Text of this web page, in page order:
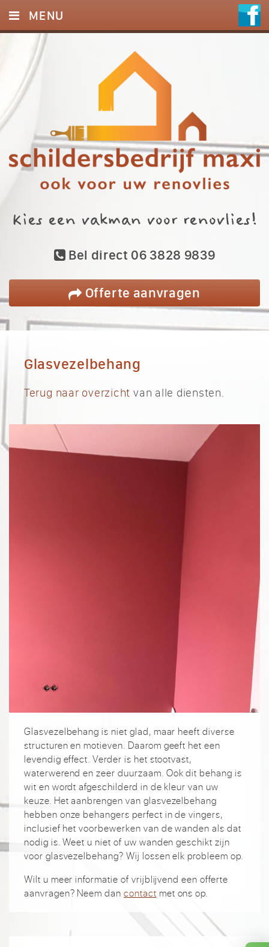
Kies een vakman voor renovlies!
Bel direct 06 3828 9839
Offerte aanvragen
MENU
HOME
DIENSTEN
FOTO’S
REFERENTIES
CONTACT
Glasvezelbehang
Terug naar overzicht van alle diensten.
Glasvezelbehang is niet glad, maar heeft diverse
structuren en motieven. Daarom geeft het een
levendig effect. Verder is het stootvast,
waterwerend en zeer duurzaam. Ook dit behang is
wit en wordt afgeschilderd in de kleur van uw
keuze. Het aanbrengen van glasvezelbehang
hebben onze behangers perfect in de vingers,
inclusief het voorbewerken van de wanden als dat
nodig is. Weet u niet of uw wanden geschikt zijn
voor glasvezelbehang? Wij lossen elk probleem op.
Wilt u meer informatie of vrijblijvend een offerte
aanvragen? Neem dancontact met ons op.